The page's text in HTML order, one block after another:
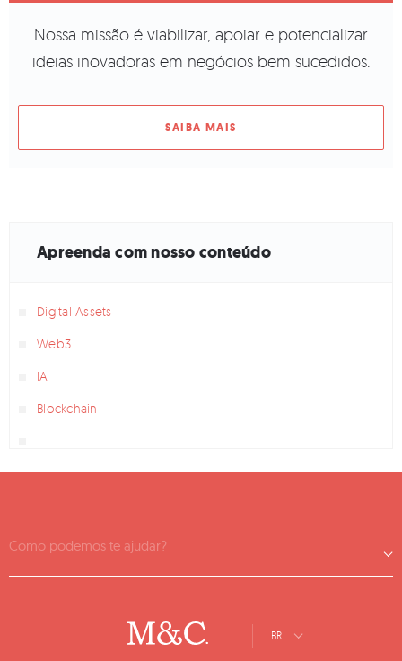
Nossa missão é viabilizar, apoiar e potencializar
ideias inovadoras em negócios bem sucedidos.
SAIBA MAIS
Apreenda com nosso conteúdo
Digital Assets
Web3
IA
Blockchain
Como podemos te ajudar?
BR